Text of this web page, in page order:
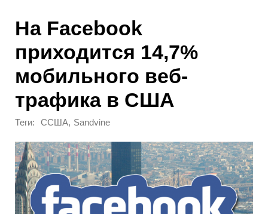
На Facebook
приходится 14,7%
мобильного веб-
трафика в США
Теги: CСША, Sandvine